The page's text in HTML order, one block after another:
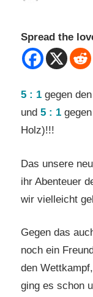
Spread the
5 : 1 gegen
und 5 : 1
Holz)!!!
Das unsere
ihr Abenteuer
wir vielleicht
Gegen das
noch ein
den
ging es schon